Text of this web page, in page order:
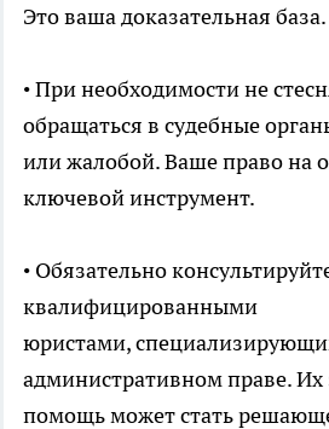
Это ваша доказательная база.
• При необходимости не
обращаться в судебные
или жалобой. Ваше право на
ключевой инструмент.
• Обязательно
квалифицированными
юристами,
административном праве. Их
помощь может стать